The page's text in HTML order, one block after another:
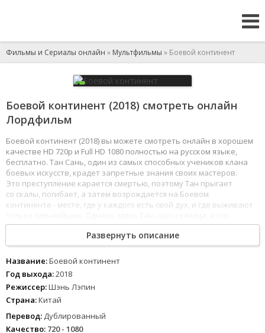
Фильмы и Сериалы онлайн » Мультфильмы » Боевой континент
Боевой континент (2018) смотреть онлайн
Лордфильм
Боевой континент (2018) вы можете смотреть онлайн в хорошем
качестве HD 720p и Full HD 1080 полностью на русском языке,
бесплатно. Тан Сань, один из самых способных учеников клана
боевых искусств, крадет запретные знания своих мастеров.
Это преступление карается смертью, поэтому Тан прыгает
со скалы, погибает, а затем возрождается на Боевом
континенте - месте, где у каждого есть свой дух, и где выживают
дух - самый слабый в этом мире.
Развернуть описание
Название:Боевой континент
Год выхода:2018
Режиссер:Шэнь Лэпин
Страна:Китай
Перевод: Дублированный
Качество: 720 - 1080